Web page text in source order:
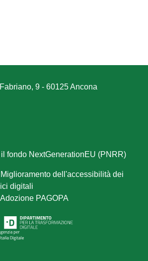
9 - 60125 Ancona
fondo NextGenerationEU (PNRR)
dell'accessibilità dei
digitali
PAGOPA